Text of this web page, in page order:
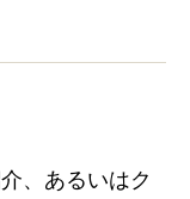
、あるいはク